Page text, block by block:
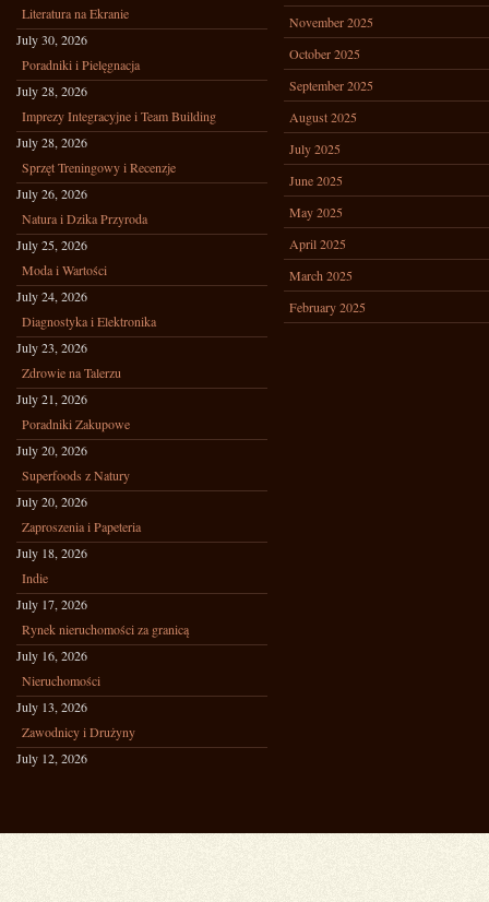
Literatura na Ekranie
July 30, 2026
Poradniki i Pielęgnacja
July 28, 2026
Imprezy Integracyjne i Team Building
July 28, 2026
Sprzęt Treningowy i Recenzje
July 26, 2026
Natura i Dzika Przyroda
July 25, 2026
Moda i Wartości
July 24, 2026
Diagnostyka i Elektronika
July 23, 2026
Zdrowie na Talerzu
July 21, 2026
Poradniki Zakupowe
July 20, 2026
Superfoods z Natury
July 20, 2026
Zaproszenia i Papeteria
July 18, 2026
Indie
July 17, 2026
Rynek nieruchomości za granicą
July 16, 2026
Nieruchomości
July 13, 2026
Zawodnicy i Drużyny
July 12, 2026
November 2025
October 2025
September 2025
August 2025
July 2025
June 2025
May 2025
April 2025
March 2025
February 2025